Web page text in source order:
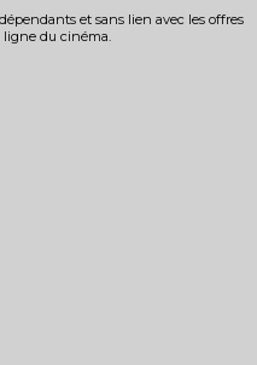
et sans lien avec les offres
du cinéma.